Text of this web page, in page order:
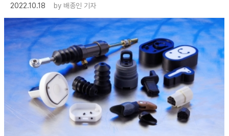
2022.10.18
by 배종인 기자